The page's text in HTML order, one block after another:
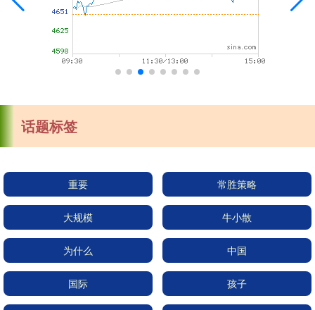
话题标签
重要 常胜策略
大规模 牛小散
为什么 中国
国际 孩子